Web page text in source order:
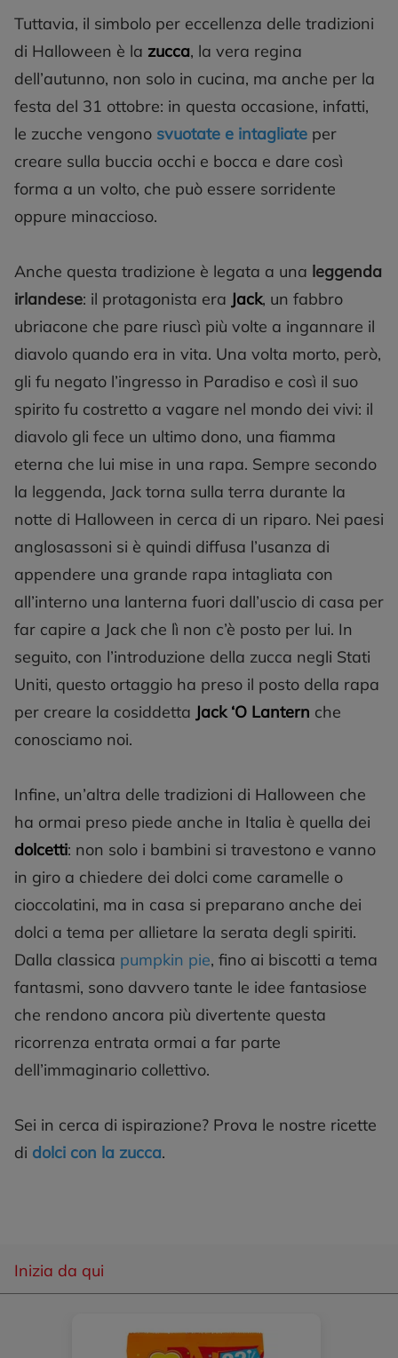
Tuttavia, il simbolo per eccellenza delle tradizioni
di Halloween è la zucca, la vera regina
dell’autunno, non solo in cucina, ma anche per la
festa del 31 ottobre: in questa occasione, infatti,
le zucche vengono svuotate e intagliate per
creare sulla buccia occhi e bocca e dare così
forma a un volto, che può essere sorridente
oppure minaccioso.
Anche questa tradizione è legata a una leggenda
irlandese: il protagonista era Jack, un fabbro
ubriacone che pare riuscì più volte a ingannare il
diavolo quando era in vita. Una volta morto, però,
gli fu negato l’ingresso in Paradiso e così il suo
spirito fu costretto a vagare nel mondo dei vivi: il
diavolo gli fece un ultimo dono, una fiamma
eterna che lui mise in una rapa. Sempre secondo
la leggenda, Jack torna sulla terra durante la
notte di Halloween in cerca di un riparo. Nei paesi
anglosassoni si è quindi diffusa l’usanza di
appendere una grande rapa intagliata con
all’interno una lanterna fuori dall’uscio di casa per
far capire a Jack che lì non c’è posto per lui. In
seguito, con l’introduzione della zucca negli Stati
Uniti, questo ortaggio ha preso il posto della rapa
per creare la cosiddetta Jack ‘O Lantern che
conosciamo noi.
Infine, un’altra delle tradizioni di Halloween che
ha ormai preso piede anche in Italia è quella dei
dolcetti: non solo i bambini si travestono e vanno
in giro a chiedere dei dolci come caramelle o
cioccolatini, ma in casa si preparano anche dei
dolci a tema per allietare la serata degli spiriti.
Dalla classica pumpkin pie, fino ai biscotti a tema
fantasmi, sono davvero tante le idee fantasiose
che rendono ancora più divertente questa
ricorrenza entrata ormai a far parte
dell’immaginario collettivo.
Sei in cerca di ispirazione? Prova le nostre ricette
di dolci con la zucca.
Inizia da qui